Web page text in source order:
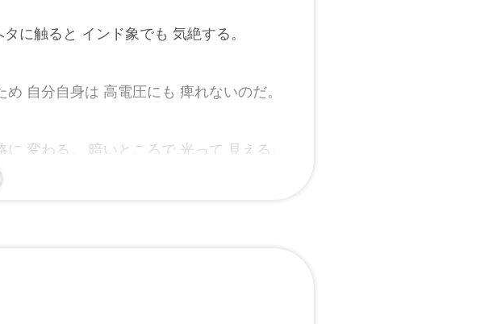
に触ると インド象でも 気絶する。
自分自身は 高電圧にも 痺れないのだ。
変わる。 暗いところで 光って 見える。
ると 両耳は まっすぐに 伸びる。